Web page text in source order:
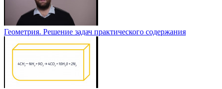
Геометрия. Решение задач практического содержания